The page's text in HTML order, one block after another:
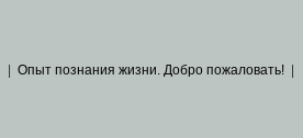
Опыт познания жизни. Добро пожаловать!